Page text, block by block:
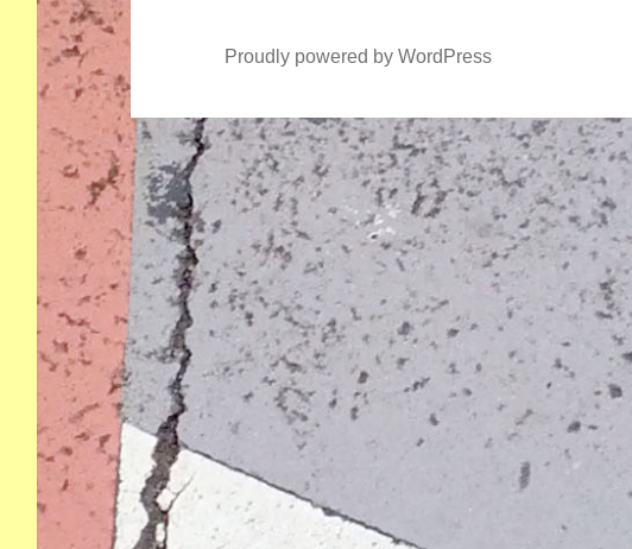
Proudly powered by WordPress